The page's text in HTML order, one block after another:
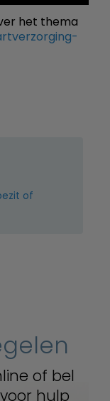
het thema
of
of bel
hulp